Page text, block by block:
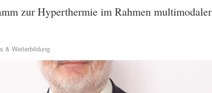
zur Hyperthermie im Rahmen multimodaler
& Weiterbildung